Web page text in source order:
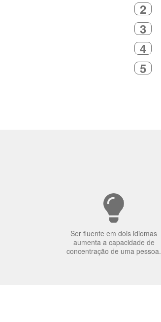
2
3
4
5
Ser fluente em dois idiomas
aumenta a capacidade de
concentração de uma pessoa.